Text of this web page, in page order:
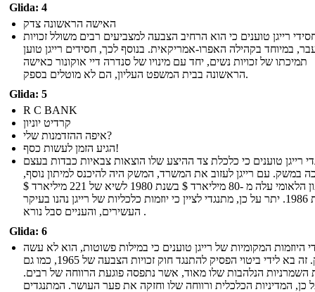
Glida: 4
האישה הראשונה צדק
רייגן טוענים כי הוא הרחיב הצבעה למצביעים רבים משולל זכויות
במיוחד בקהילה האפרו-אמריקאית. בנוסף לכך, חסידים רייגן טוען
תמיכתו של זכויות נשים, יחד עם מינויו של סנדרה דיי אוקונור כאישה
הראשונה בבית המשפט העליון, הם לא מוטלים בספק.
Glida: 5
R C BANK
קרדיט יוניון
איפה ההזדמנות שלי?
הגיע הזמן לעשות כסף!
רייגן טוענים כי כלכלת צד ההיצע שלו הוצאות צבאיות כבדות בעצם
במשק. עם רייגן לעזוב את המשרד, המשק היה להיכנס למיתון נוסף,
והגירעון הלאומי עלה מ -80 מיליארד $ בשנת 1980 לשיא של 221 מיליארד $
בשנת 1986. יתר על כן, מתנגדי לציין כי יוזמות כלכליות של רייגן נהנו בעיקר
העשירים, והעניים סבל נורא .
Glida: 6
היוזמות המקומיות של רייגן טוענים כי במילות פשוטות, הוא לא עשה
מספיק. זה בא לידי ביטוי הפסיק להתנגד חוק זכויות הצבעה של 1965, כמו גם
השמרניות הנלהבות שלו מאוד, אשר נתפסה פוגעת הרווחה של רבים.
כן, המדיניות הכלכלית ורווחה שלו וחזקה את פער העושר. המתנגדים